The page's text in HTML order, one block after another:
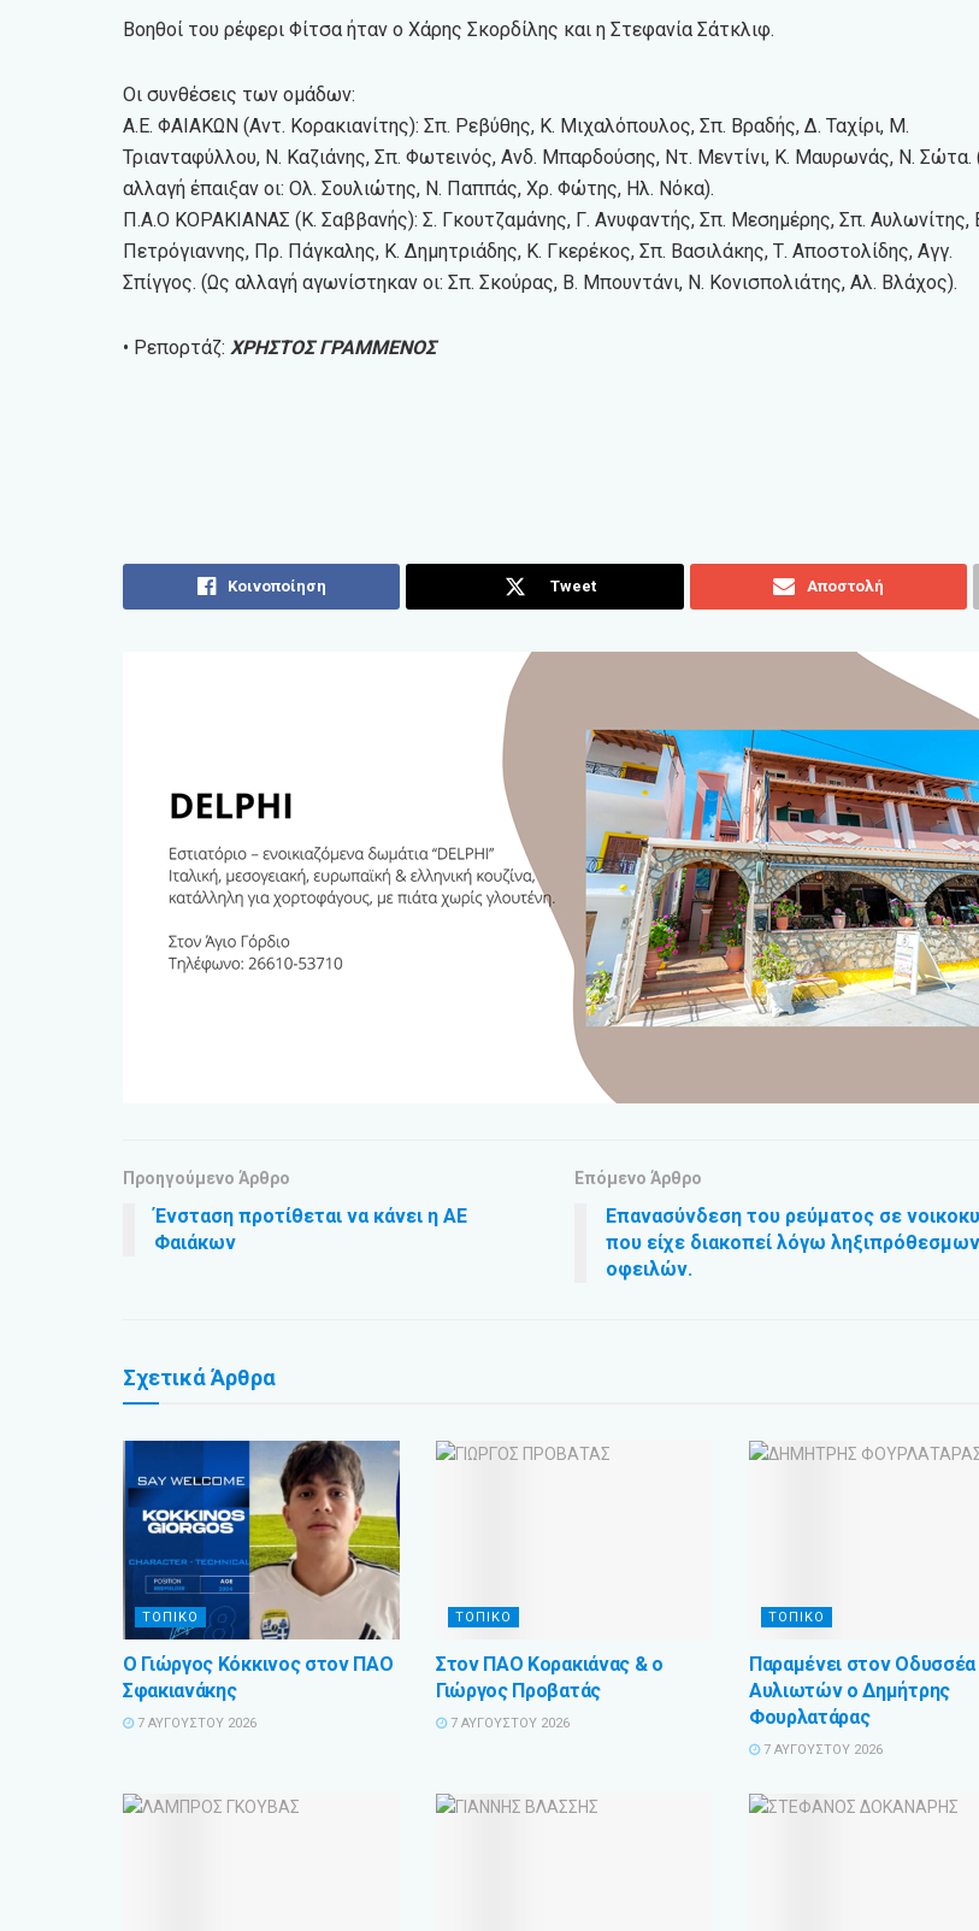
Βοηθοί του ρέφερι Φίτσα ήταν ο Χάρης Σκορδίλης και η Στεφανία Σάτκλιφ.
Οι συνθέσεις των ομάδων:
Α.Ε. ΦΑΙΑΚΩΝ (Αντ. Κορακιανίτης): Σπ. Ρεβύθης, Κ. Μιχαλόπουλος, Σπ. Βραδής, Δ. Ταχίρι, Μ.
Τριανταφύλλου, Ν. Καζιάνης, Σπ. Φωτεινός, Ανδ. Μπαρδούσης, Ντ. Μεντίνι, Κ. Μαυρωνάς, Ν. Σώτα.
αλλαγή έπαιξαν οι: Ολ. Σουλιώτης, Ν. Παππάς, Χρ. Φώτης, Ηλ. Νόκα).
Π.Α.Ο ΚΟΡΑΚΙΑΝΑΣ (Κ. Σαββανής): Σ. Γκουτζαμάνης, Γ. Ανυφαντής, Σπ. Μεσημέρης, Σπ. Αυλωνίτης,
Πετρόγιαννης, Πρ. Πάγκαλης, Κ. Δημητριάδης, Κ. Γκερέκος, Σπ. Βασιλάκης, Τ. Αποστολίδης, Αγγ.
Σπίγγος. (Ως αλλαγή αγωνίστηκαν οι: Σπ. Σκούρας, Β. Μπουντάνι, Ν. Κονισπολιάτης, Αλ. Βλάχος).
• Ρεπορτάζ: ΧΡΗΣΤΟΣ ΓΡΑΜΜΕΝΟΣ
Κοινοποίηση Tweet Αποστολή
Προηγούμενο Άρθρο
Ένσταση προτίθεται να κάνει η ΑΕ
Φαιάκων
Επόμενο Άρθρο
Επανασύνδεση του ρεύματος σε
που είχε διακοπεί λόγω ληξιπρόθεσμων
οφειλών.
ΣχετικάΆρθρα
ΤΟΠΙΚΟ
Ο Γιώργος Κόκκινος στον ΠΑΟ
Σφακιανάκης
7 ΑΥΓΟΎΣΤΟΥ 2026
ΤΟΠΙΚΟ
Στον ΠΑΟ Κορακιάνας & ο
Γιώργος Προβατάς
7 ΑΥΓΟΎΣΤΟΥ 2026
ΤΟΠΙΚΟ
Παραμένει στον Οδυσσέα
Αυλιωτών ο Δημήτρης
Φουρλατάρας
7 ΑΥΓΟΎΣΤΟΥ 2026